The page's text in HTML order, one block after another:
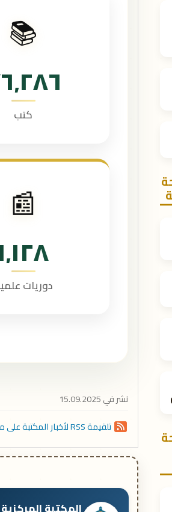
📚
كتب
📰
١٬١٢٨
دوريات
نشر في 15.09.2025
تلقيمة RSS لأخبار المكتبة على مستوى النظام